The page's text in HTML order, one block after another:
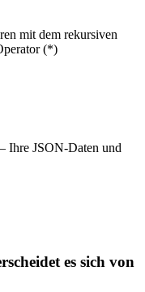
mit dem rekursiven
(*)
Ihre JSON-Daten und
es sich von